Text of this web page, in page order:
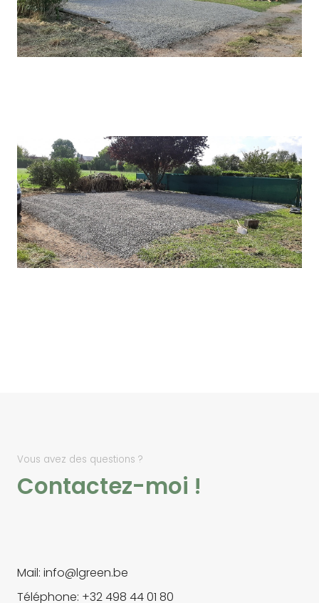
Vous avez des questions ?
Contactez-moi !
Mail: info@lgreen.be
Téléphone: +32 498 44 01 80